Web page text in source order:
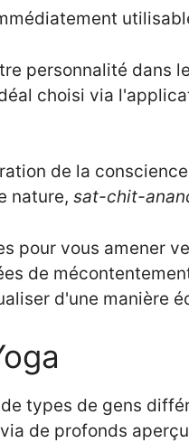
personnalité dans
choisi via
de la
nature, sat-chit-
pour vous amener
de
d'une manière
types de gens
de profonds